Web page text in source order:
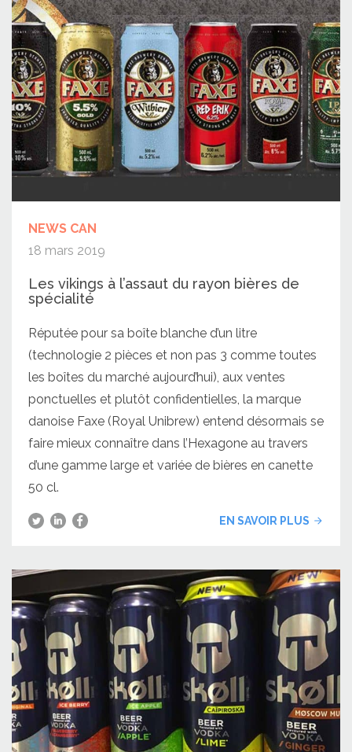
NEWS CAN
18 mars 2019
Les vikings à l’assaut du rayon bières de
spécialité
Réputée pour sa boîte blanche d’un litre
(technologie 2 pièces et non pas 3 comme toutes
les boîtes du marché aujourd’hui), aux ventes
ponctuelles et plutôt confidentielles, la marque
danoise Faxe (Royal Unibrew) entend désormais se
faire mieux connaître dans l’Hexagone au travers
d’une gamme large et variée de bières en canette
50 cl.
EN SAVOIR PLUS